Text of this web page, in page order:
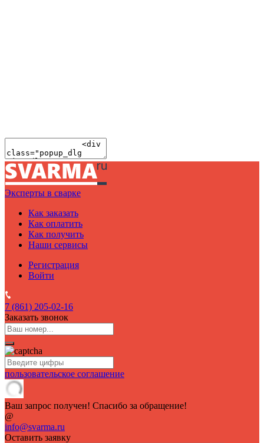
Эксперты в сварке
Как заказать
Как оплатить
Как получить
Наши сервисы
Регистрация
Войти
7 (861) 205-02-16
Заказать звонок
пользовательское соглашение
Ваш запрос получен! Спасибо за обращение!
@
info@svarma.ru
Оставить заявку